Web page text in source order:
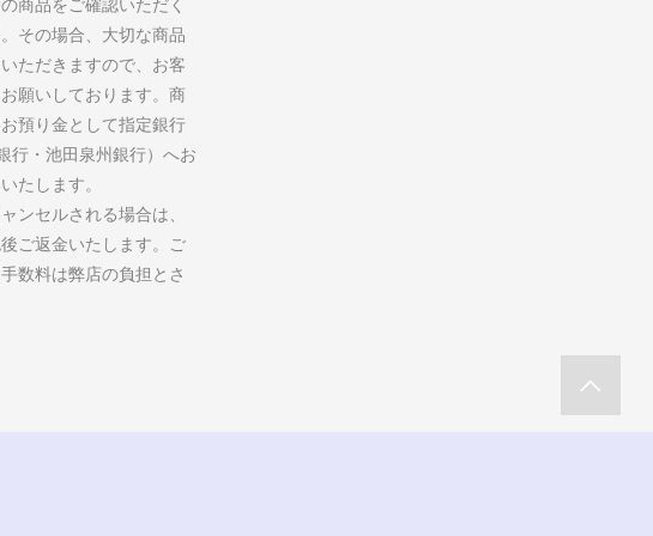
商品をご確認いただく
その場合、大切な商品
ただきますので、お客
願いしております。商
預り金として指定銀行
行・池田泉州銀行）へお
たします。
ンセルされる場合は、
ご返金いたします。ご
数料は弊店の負担とさ